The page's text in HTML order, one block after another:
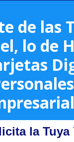
de las
lo de
la Tuya